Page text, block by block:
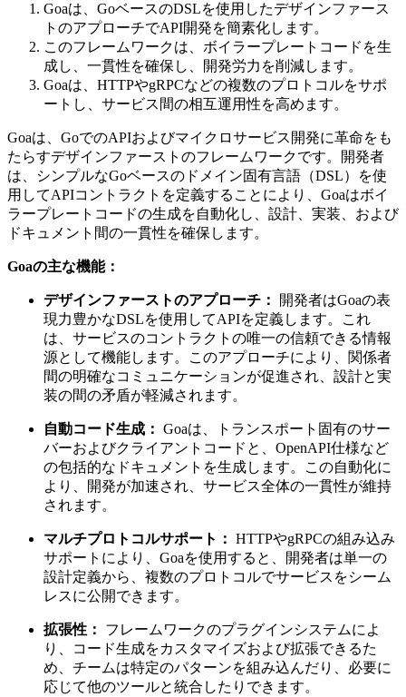
Goaは、GoベースのDSLを使用したデザインファース
トのアプローチでAPI開発を簡素化します。
このフレームワークは、ボイラープレートコードを生
成し、一貫性を確保し、開発労力を削減します。
Goaは、HTTPやgRPCなどの複数のプロトコルをサポ
ートし、サービス間の相互運用性を高めます。
Goaは、GoでのAPIおよびマイクロサービス開発に革命をも
たらすデザインファーストのフレームワークです。開発者
は、シンプルなGoベースのドメイン固有言語（DSL）を使
用してAPIコントラクトを定義することにより、Goaはボイ
ラープレートコードの生成を自動化し、設計、実装、および
ドキュメント間の一貫性を確保します。
Goaの主な機能：
デザインファーストのアプローチ：
開発者はGoaの表
現力豊かなDSLを使用してAPIを定義します。これ
は、サービスのコントラクトの唯一の信頼できる情報
源として機能します。このアプローチにより、関係者
間の明確なコミュニケーションが促進され、設計と実
装の間の矛盾が軽減されます。
自動コード生成： Goaは、トランスポート固有のサー
バーおよびクライアントコードと、OpenAPI仕様など
の包括的なドキュメントを生成します。この自動化に
より、開発が加速され、サービス全体の一貫性が維持
されます。
マルチプロトコルサポート： HTTPやgRPCの組み込み
サポートにより、Goaを使用すると、開発者は単一の
設計定義から、複数のプロトコルでサービスをシーム
レスに公開できます。
拡張性：
フレームワークのプラグインシステムによ
り、コード生成をカスタマイズおよび拡張できるた
め、チームは特定のパターンを組み込んだり、必要に
応じて他のツールと統合したりできます。